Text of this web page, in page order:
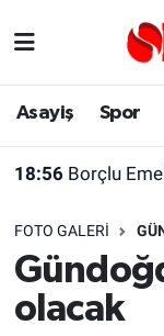
Asayiş Spor
18:56 Borçlu
FOTO GALERI
olacak
Asayiş
Gündem
Türkiye
Yaşam
Eskişehir
Eskişehir
Süper Lig
Tüm